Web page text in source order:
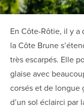
En Côte-Rôtie, il y
la Côte Brune
très escarpés. Elle
glaise avec
corsés et de longue
d’un sol éclairci par